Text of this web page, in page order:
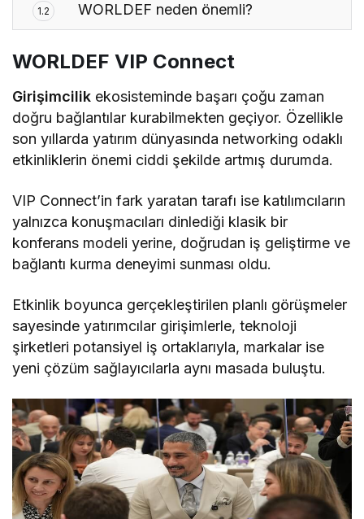
1.2 WORLDEF neden önemli?
WORLDEF VIP Connect
Girişimcilik ekosisteminde başarı çoğu zaman
doğru bağlantılar kurabilmekten geçiyor. Özellikle
son yıllarda yatırım dünyasında networking odaklı
etkinliklerin önemi ciddi şekilde artmış durumda.
VIP Connect’in fark yaratan tarafı ise katılımcıların
yalnızca konuşmacıları dinlediği klasik bir
konferans modeli yerine, doğrudan iş geliştirme ve
bağlantı kurma deneyimi sunması oldu.
Etkinlik boyunca gerçekleştirilen planlı görüşmeler
sayesinde yatırımcılar girişimlerle, teknoloji
şirketleri potansiyel iş ortaklarıyla, markalar ise
yeni çözüm sağlayıcılarla aynı masada buluştu.